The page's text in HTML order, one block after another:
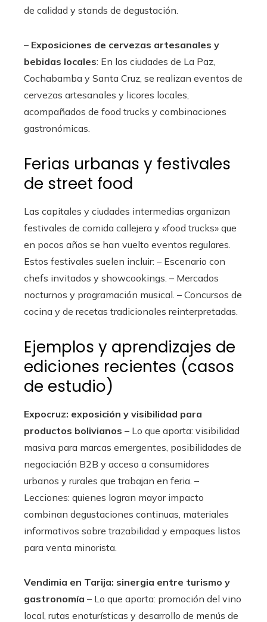
de calidad y stands de degustación.
– Exposiciones de cervezas artesanales y
bebidas locales: En las ciudades de La Paz,
Cochabamba y Santa Cruz, se realizan eventos de
cervezas artesanales y licores locales,
acompañados de food trucks y combinaciones
gastronómicas.
Ferias urbanas y festivales
de street food
Las capitales y ciudades intermedias organizan
festivales de comida callejera y «food trucks» que
en pocos años se han vuelto eventos regulares.
Estos festivales suelen incluir: – Escenario con
chefs invitados y showcookings. – Mercados
nocturnos y programación musical. – Concursos de
cocina y de recetas tradicionales reinterpretadas.
Ejemplos y aprendizajes de
ediciones recientes (casos
de estudio)
Expocruz: exposición y visibilidad para
productos bolivianos – Lo que aporta: visibilidad
masiva para marcas emergentes, posibilidades de
negociación B2B y acceso a consumidores
urbanos y rurales que trabajan en feria. –
Lecciones: quienes logran mayor impacto
combinan degustaciones continuas, materiales
informativos sobre trazabilidad y empaques listos
para venta minorista.
Vendimia en Tarija: sinergia entre turismo y
gastronomía – Lo que aporta: promoción del vino
local, rutas enoturísticas y desarrollo de menús de